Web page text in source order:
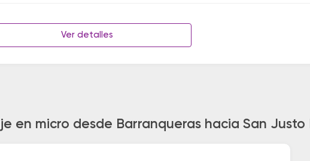
Ver detalles
en micro desde Barranqueras hacia San Justo